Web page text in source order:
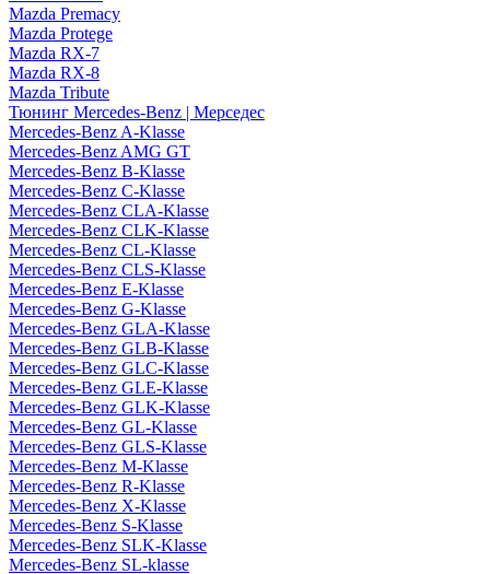
Mazda Premacy
Mazda Protege
Mazda RX-7
Mazda RX-8
Mazda Tribute
Тюнинг Mercedes-Benz | Мерседес
Mercedes-Benz A-Klasse
Mercedes-Benz AMG GT
Mercedes-Benz B-Klasse
Mercedes-Benz C-Klasse
Mercedes-Benz CLA-Klasse
Mercedes-Benz CLK-Klasse
Mercedes-Benz CL-Klasse
Mercedes-Benz CLS-Klasse
Mercedes-Benz E-Klasse
Mercedes-Benz G-Klasse
Mercedes-Benz GLA-Klasse
Mercedes-Benz GLB-Klasse
Mercedes-Benz GLC-Klasse
Mercedes-Benz GLE-Klasse
Mercedes-Benz GLK-Klasse
Mercedes-Benz GL-Klasse
Mercedes-Benz GLS-Klasse
Mercedes-Benz M-Klasse
Mercedes-Benz R-Klasse
Mercedes-Benz X-Klasse
Mercedes-Benz S-Klasse
Mercedes-Benz SLK-Klasse
Mercedes-Benz SL-klasse